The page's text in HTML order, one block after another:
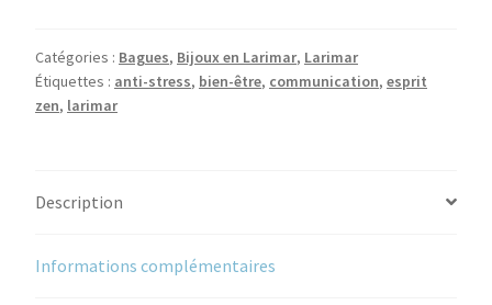
T.60
Catégories : Bagues, Bijoux en Larimar, Larimar
Étiquettes : anti-stress, bien-être, communication, esprit
zen, larimar
Description
Informations complémentaires